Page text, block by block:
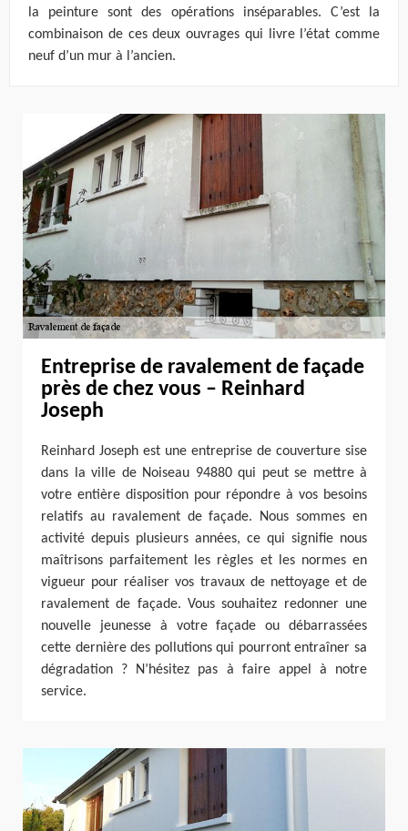
la peinture sont des opérations inséparables. C’est la
combinaison de ces deux ouvrages qui livre l’état comme
neuf d’un mur à l’ancien.
Entreprise de ravalement de façade
près de chez vous – Reinhard
Joseph
Reinhard Joseph est une entreprise de couverture sise
dans la ville de Noiseau 94880 qui peut se mettre à
votre entière disposition pour répondre à vos besoins
relatifs au ravalement de façade. Nous sommes en
activité depuis plusieurs années, ce qui signifie nous
maîtrisons parfaitement les règles et les normes en
vigueur pour réaliser vos travaux de nettoyage et de
ravalement de façade. Vous souhaitez redonner une
nouvelle jeunesse à votre façade ou débarrassées
cette dernière des pollutions qui pourront entraîner sa
dégradation ? N’hésitez pas à faire appel à notre
service.